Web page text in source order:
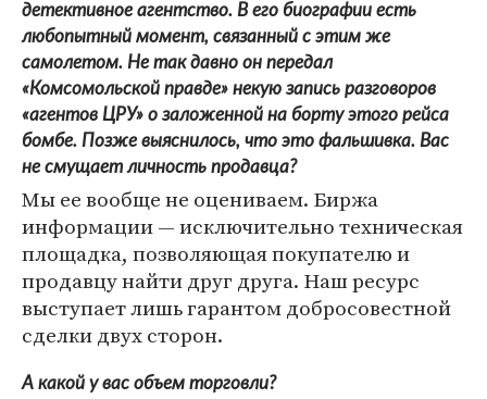
детективное агентство. В его биографии есть
любопытный момент, связанный с этим же
самолетом. Не так давно он передал
«Комсомольской правде» некую запись разговоров
«агентов ЦРУ» о заложенной на борту этого рейса
бомбе. Позже выяснилось, что это фальшивка. Вас
не смущает личность продавца?
Мы ее вообще не оцениваем. Биржа
информации — исключительно техническая
площадка, позволяющая покупателю и
продавцу найти друг друга. Наш ресурс
выступает лишь гарантом добросовестной
сделки двух сторон.
А какой у вас объем торговли?